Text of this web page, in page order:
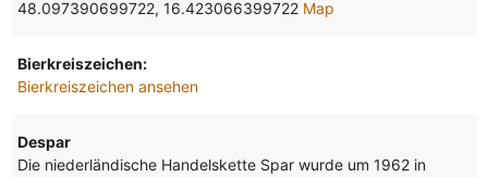
48.097390699722, 16.423066399722 Map
Bierkreiszeichen:
Bierkreiszeichen ansehen
Despar
Die niederländische Handelskette Spar wurde um 1962 in